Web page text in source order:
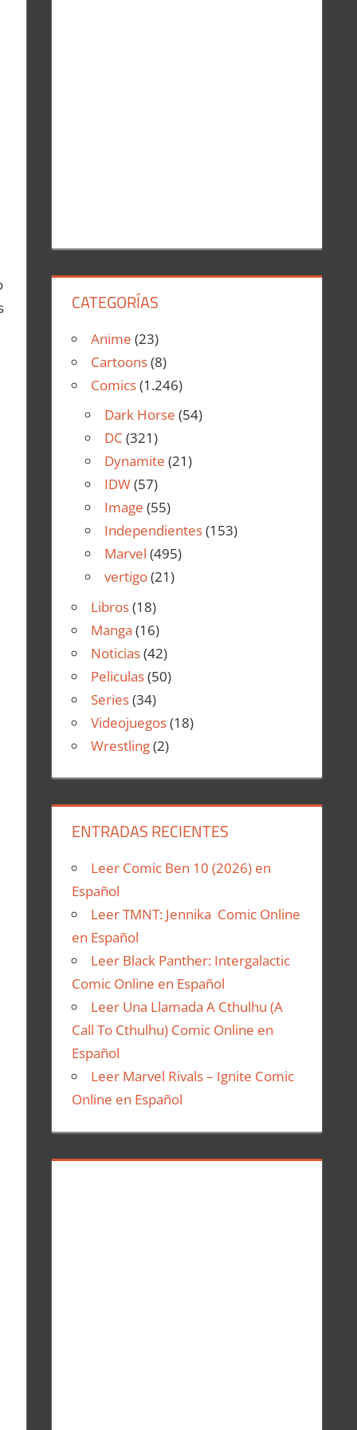
CATEGORÍAS
Anime (23)
Cartoons(8)
Comics(1.246)
Dark Horse (54)
DC (321)
Dynamite (21)
IDW(57)
Image (55)
Independientes(153)
Marvel (495)
vertigo(21)
Libros(18)
Manga (16)
Noticias(42)
Peliculas(50)
Series(34)
Videojuegos(18)
Wrestling(2)
ENTRADAS RECIENTES
Leer Comic Ben 10 (2026) en
Español
Leer TMNT: Jennika Comic Online
en Español
Leer Black Panther: Intergalactic
Comic Online en Español
Leer Una Llamada A Cthulhu (A
Call To Cthulhu) Comic Online en
Español
Leer Marvel Rivals – Ignite Comic
Online en Español